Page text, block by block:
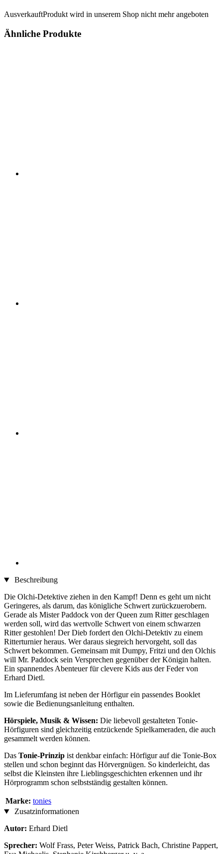
AusverkauftProdukt wird in unserem Shop nicht mehr angeboten
Ähnliche Produkte
Beschreibung
Die Olchi-Detektive ziehen in den Kampf! Denn es geht um nicht
Geringeres, als darum, das königliche Schwert zurückzuerobern.
Gerade als Mister Paddock von der Queen zum Ritter geschlagen
werden soll, wird das wertvolle Schwert von einem schwarzen
Ritter gestohlen! Der Dieb fordert den Olchi-Detektiv zu einem
Ritterturnier heraus. Wer daraus siegreich hervorgeht, soll das
Schwert bekommen. Gemeinsam mit Dumpy, Fritzi und den Olchis
will Mr. Paddock sein Versprechen gegenüber der Königin halten.
Ein spannendes Abenteuer für clevere Kids aus der Feder von
Erhard Dietl.
Im Lieferumfang ist neben der Hörfigur ein passendes Booklet
sowie die Bedienungsanleitung enthalten.
Hörspiele, Musik & Wissen: Die liebevoll gestalteten Tonie-
Hörfiguren sind gleichzeitig entzückende Spielkameraden, die auch
gesammelt werden können.
Das Tonie-Prinzip ist denkbar einfach: Hörfigur auf die Tonie-Box
stellen und schon beginnt das Hörvergnügen. So kinderleicht, das
selbst die Kleinsten ihre Lieblingsgeschichten erkennen und ihr
Hörprogramm schon selbstständig gestalten können.
Marke: tonies
Zusatzinformationen
Autor: Erhard Dietl
Sprecher: Wolf Frass, Peter Weiss, Patrick Bach, Christine Pappert,